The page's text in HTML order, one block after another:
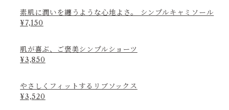
素肌に潤いを纏うような心地よさ。 シンプルキャミソール
¥7,150
肌が喜ぶ、ご褒美シンプルショーツ
¥3,850
やさしくフィットするリブソックス
¥3,520